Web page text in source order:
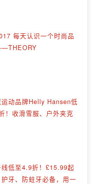
每天认识一个时尚品
动品牌Helly Hansen低
！收滑雪服、户外夹克
低至4.9折！£15.99起
护牙、防蛀牙必备，用一